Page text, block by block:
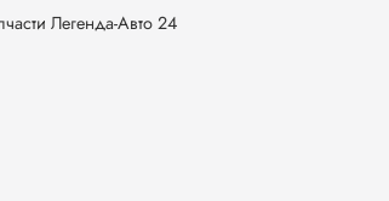
Легенда-Авто 24